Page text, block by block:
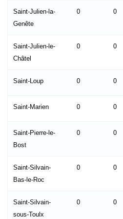
Saint-Julien-la-
Genête
0 0
Saint-Julien-le-
Châtel
0 0
Saint-Loup 0 0
Saint-Marien 0 0
Saint-Pierre-le-
Bost
0 0
Saint-Silvain-
Bas-le-Roc
0 0
Saint-Silvain-
sous-Toulx
0 0